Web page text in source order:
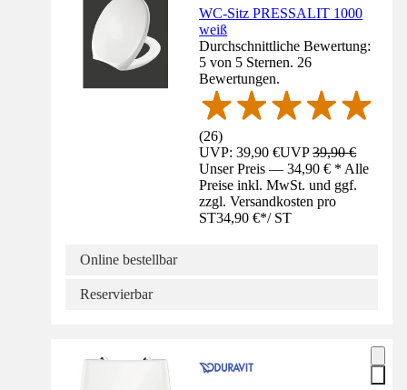
WC-Sitz PRESSALIT 1000
weiß
Durchschnittliche Bewertung:
5 von 5 Sternen. 26
Bewertungen.
(26)
UVP: 39,90 €UVP39,90 €
Unser Preis — 34,90 € * Alle
Preise inkl. MwSt. und ggf.
zzgl. Versandkosten pro
ST34,90 €*/ ST
Online bestellbar
Reservierbar